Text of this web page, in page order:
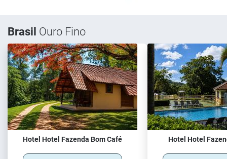
Brasil Ouro Fino
Hotel Hotel Fazenda Bom Café Hotel Hotel